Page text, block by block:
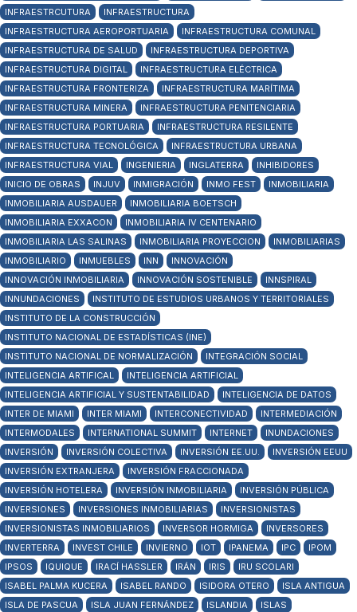
INFRAESTRCUTURA
INFRAESTRUCTURA
INFRAESTRUCTURA AEROPORTUARIA
INFRAESTRUCTURA COMUNAL
INFRAESTRUCTURA DE SALUD
INFRAESTRUCTURA DEPORTIVA
INFRAESTRUCTURA DIGITAL
INFRAESTRUCTURA ELÉCTRICA
INFRAESTRUCTURA FRONTERIZA
INFRAESTRUCTURA MARÍTIMA
INFRAESTRUCTURA MINERA
INFRAESTRUCTURA PENITENCIARIA
INFRAESTRUCTURA PORTUARIA
INFRAESTRUCTURA RESILENTE
INFRAESTRUCTURA TECNOLÓGICA
INFRAESTRUCTURA URBANA
INFRAESTRUCTURA VIAL
INGENIERIA INGLATERRA
INHIBIDORES
INICIO DE OBRAS
INJUV INMIGRACIÓN INMO FEST
INMOBILIARIA
INMOBILIARIA AUSDAUER
INMOBILIARIA BOETSCH
INMOBILIARIA EXXACON
INMOBILIARIA IV CENTENARIO
INMOBILIARIA LAS SALINAS
INMOBILIARIA PROYECCION
INMOBILIARIAS
INMOBILIARIO
INMUEBLES INN
INNOVACIÓN
INNOVACIÓN INMOBILIARIA
INNOVACIÓN SOSTENIBLE
INNSPIRAL
INNUNDACIONES
INSTITUTO DE ESTUDIOS URBANOS Y TERRITORIALES
INSTITUTO DE LA CONSTRUCCIÓN
INSTITUTO NACIONAL DE ESTADÍSTICAS (INE)
INSTITUTO NACIONAL DE NORMALIZACIÓN
INTEGRACIÓN SOCIAL
INTELIGENCIA ARTIFICAL
INTELIGENCIA ARTIFICIAL
INTELIGENCIA ARTIFICIAL Y SUSTENTABILIDAD
INTELIGENCIA DE DATOS
INTER DE MIAMI
INTER MIAMI INTERCONECTIVIDAD
INTERMEDIACIÓN
INTERMODALES
INTERNATIONAL SUMMIT INTERNET
INUNDACIONES
INVERSIÓN
INVERSIÓN COLECTIVA INVERSIÓN EE.UU.
INVERSIÓN EEUU
INVERSIÓN EXTRANJERA
INVERSIÓN FRACCIONADA
INVERSIÓN HOTELERA
INVERSIÓN INMOBILIARIA
INVERSIÓN PÚBLICA
INVERSIONES
INVERSIONES INMOBILIARIAS
INVERSIONISTAS
INVERSIONISTAS INMOBILIARIOS
INVERSOR HORMIGA
INVERSORES
INVERTERRA
INVEST CHILE INVIERNO IOT IPANEMA IPC
IPOM
IPSOS
IQUIQUE IRACÍ HASSLER IRÁN IRIS
IRU SCOLARI
ISABEL PALMA KUCERA
ISABEL RANDO ISIDORA OTERO
ISLA ANTIGUA
ISLA DE PASCUA
ISLA JUAN FERNÁNDEZ ISLANDIA
ISLAS